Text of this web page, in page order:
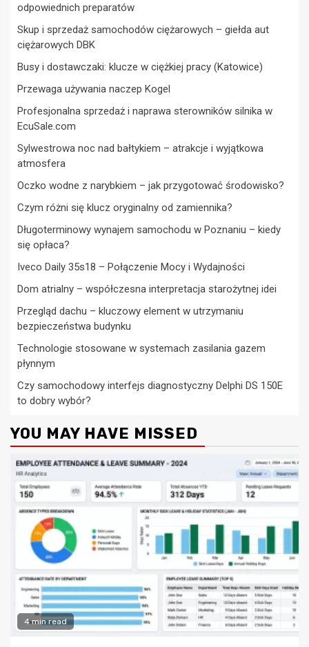
odpowiednich preparatów
Skup i sprzedaż samochodów ciężarowych – giełda aut
ciężarowych DBK
Busy i dostawczaki: klucze w ciężkiej pracy (Katowice)
Przewaga używania naczep Kogel
Profesjonalna sprzedaż i naprawa sterowników silnika w
EcuSale.com
Sylwestrowa noc nad bałtykiem – atrakcje i wyjątkowa
atmosfera
Oczko wodne z narybkiem – jak przygotować środowisko?
Czym różni się klucz oryginalny od zamiennika?
Długoterminowy wynajem samochodu w Poznaniu – kiedy
się opłaca?
Iveco Daily 35s18 – Połączenie Mocy i Wydajności
Dom atrialny – współczesna interpretacja starożytnej idei
Przegląd dachu – kluczowy element w utrzymaniu
bezpieczeństwa budynku
Technologie stosowane w systemach zasilania gazem
płynnym
Czy samochodowy interfejs diagnostyczny Delphi DS 150E
to dobry wybór?
YOU MAY HAVE MISSED
4 min read